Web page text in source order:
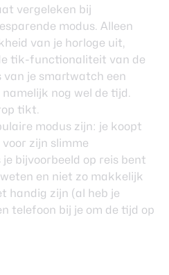
vergeleken bij
modus. Alleen
van je horloge uit,
tik-functionaliteit van de
van je smartwatch een
nog wel de tijd.
tikt.
modus zijn: je koopt
zijn slimme
bijvoorbeeld op reis bent
en niet zo makkelijk
handig zijn (al heb je
telefoon bij je om de tijd op